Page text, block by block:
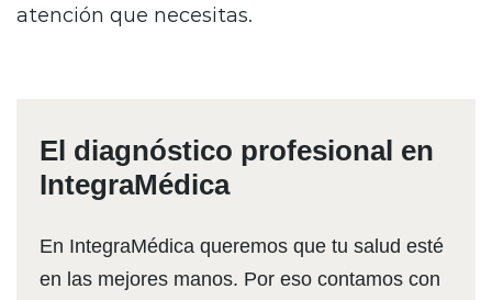
atención que necesitas.
El diagnóstico profesional en
IntegraMédica
En IntegraMédica queremos que tu salud esté
en las mejores manos. Por eso contamos con